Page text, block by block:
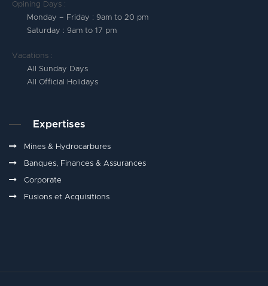
Opining Days :
Monday – Friday : 9am to 20 pm
Saturday : 9am to 17 pm
Vacations :
All Sunday Days
All Official Holidays
Expertises
Mines & Hydrocarbures
Banques, Finances & Assurances
Corporate
Fusions et Acquisitions